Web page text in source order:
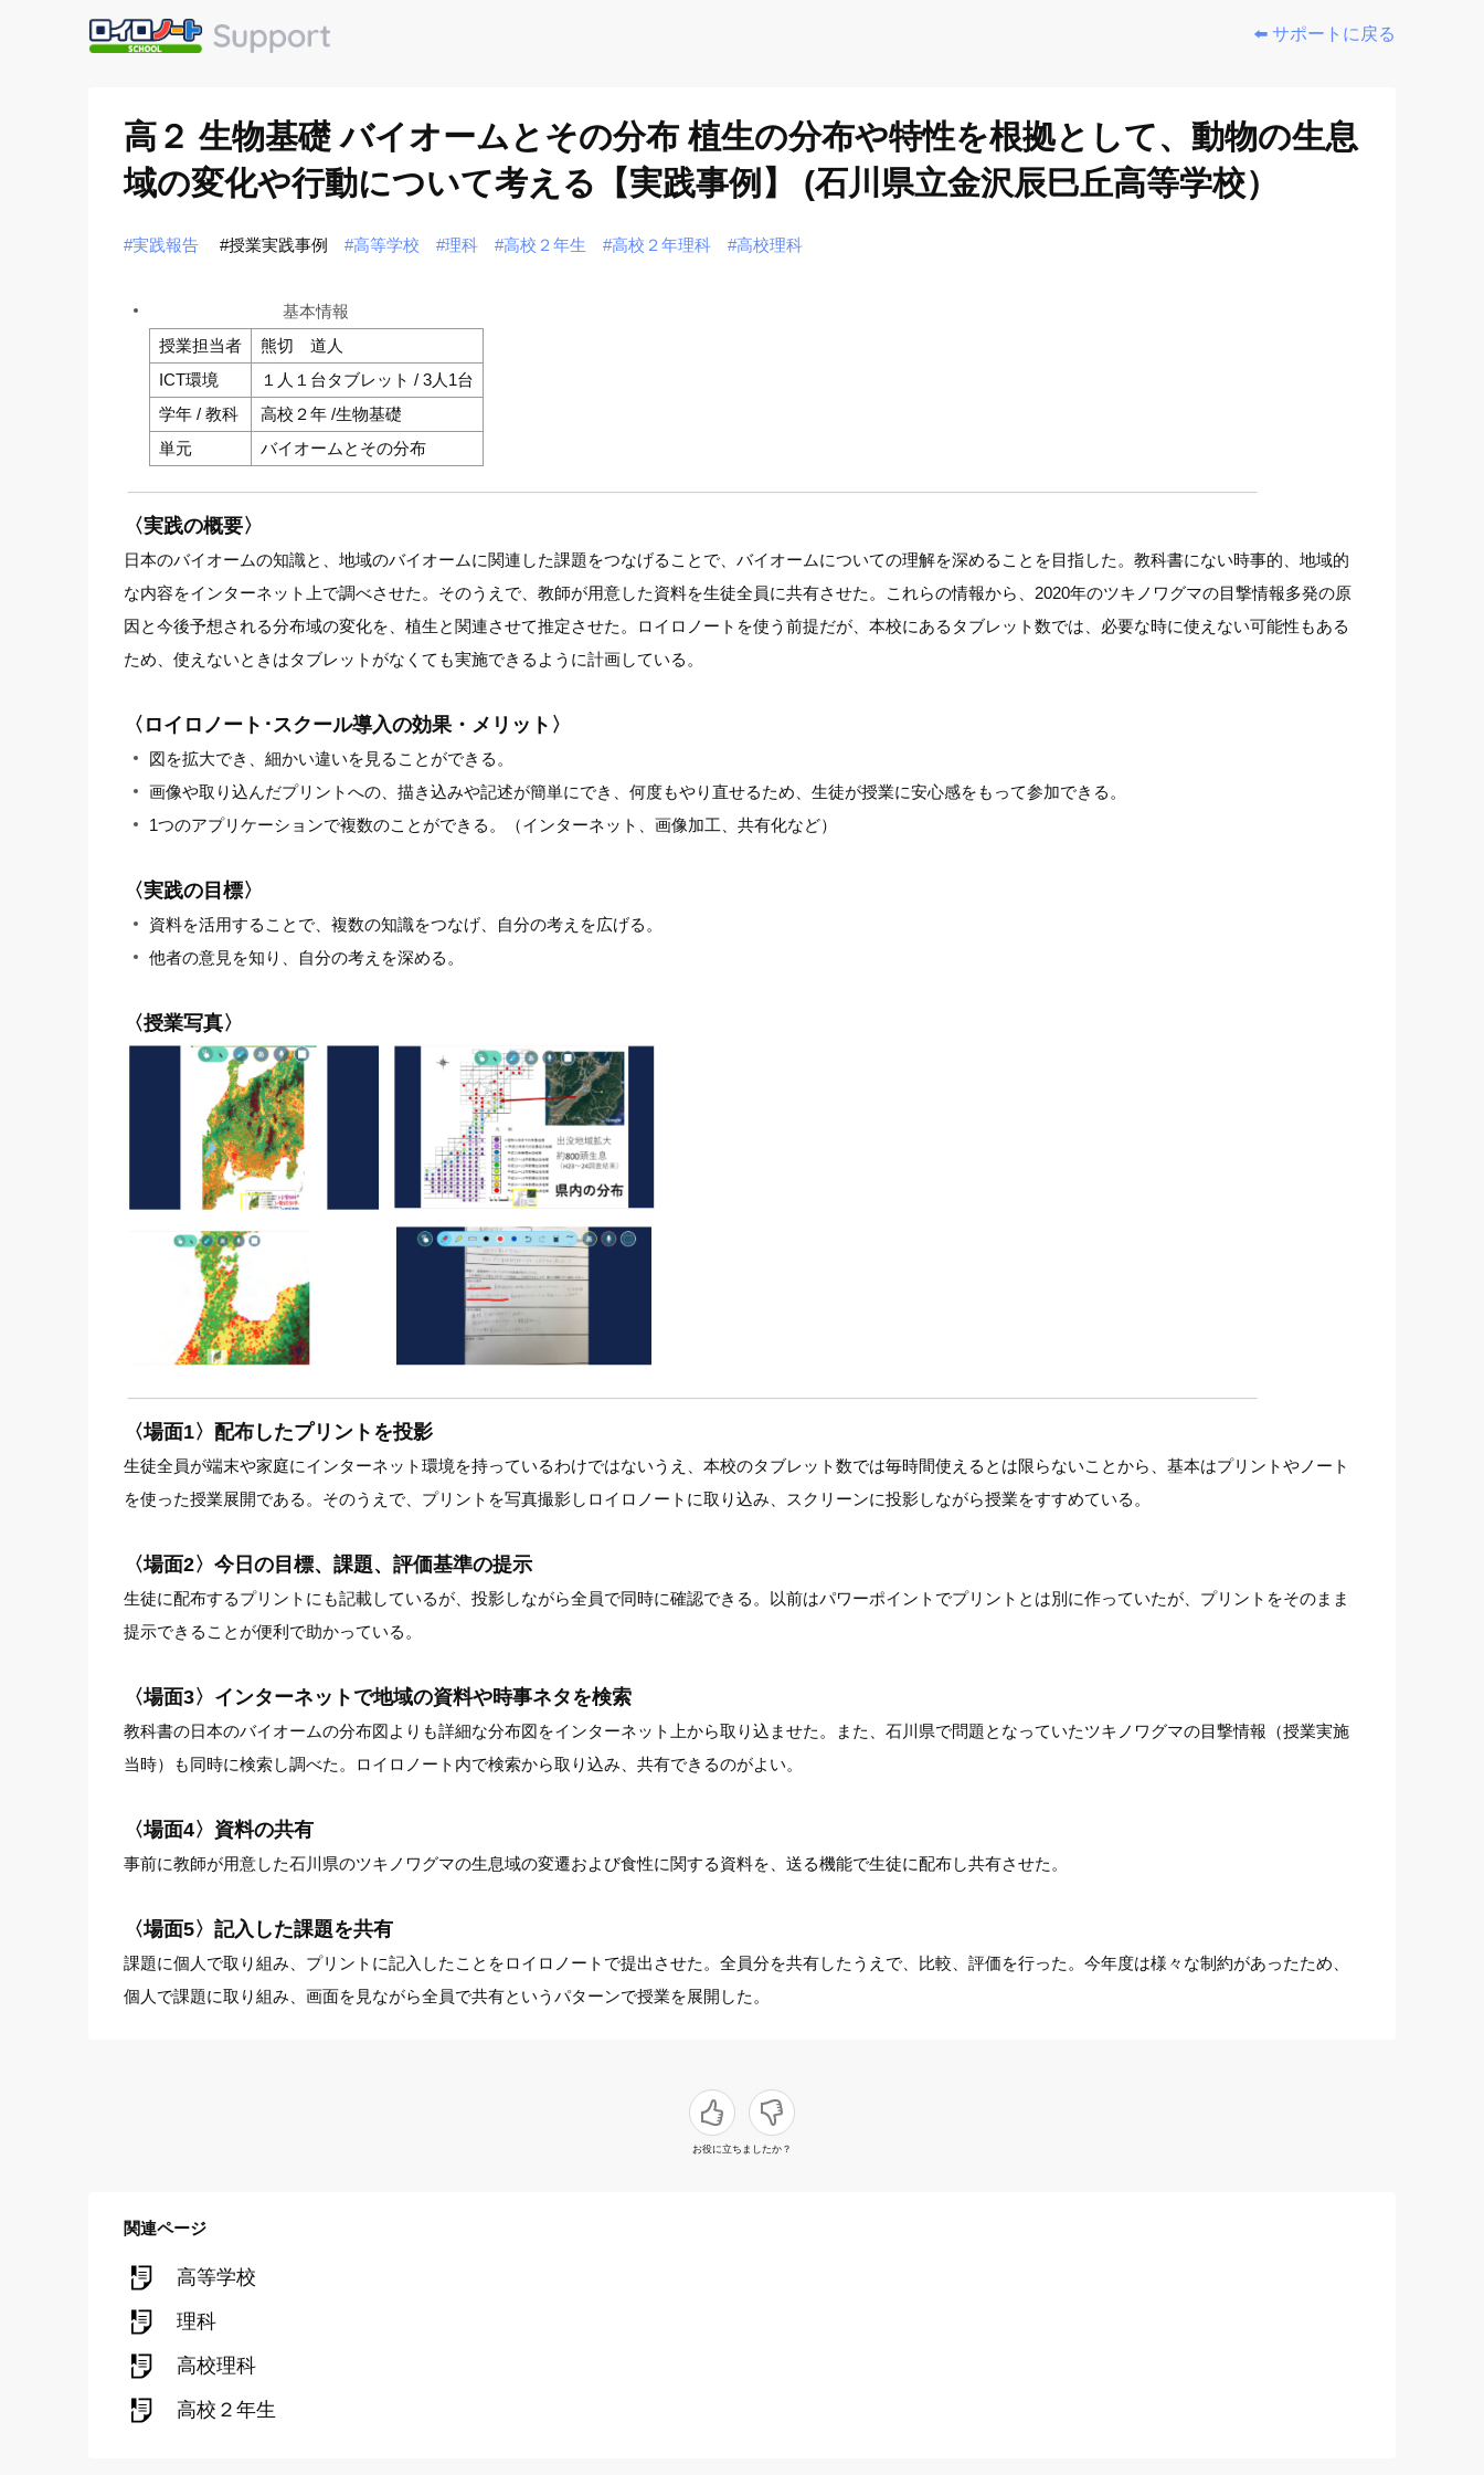
⬅️ サポートに戻る
高２ 生物基礎 バイオームとその分布 植生の分布や特性を根拠として、動物の生息
域の変化や行動について考える【実践事例】 (石川県立金沢辰巳丘高等学校）
#実践報告 #授業実践事例 #高等学校 #理科 #高校２年生 #高校２年理科 #高校理科
基本情報
授業担当者
熊切 道人
ICT環境
１人１台タブレット / 3人1台
学年 / 教科
高校２年 /生物基礎
単元
バイオームとその分布
〈実践の概要〉
日本のバイオームの知識と、地域のバイオームに関連した課題をつなげることで、バイオームについての理解を深めることを目指した。教科書にない時事的、地域的
な内容をインターネット上で調べさせた。そのうえで、教師が用意した資料を生徒全員に共有させた。これらの情報から、2020年のツキノワグマの目撃情報多発の原
因と今後予想される分布域の変化を、植生と関連させて推定させた。ロイロノートを使う前提だが、本校にあるタブレット数では、必要な時に使えない可能性もある
ため、使えないときはタブレットがなくても実施できるように計画している。
〈ロイロノート･スクール導入の効果・メリット〉
図を拡大でき、細かい違いを見ることができる。
画像や取り込んだプリントへの、描き込みや記述が簡単にでき、何度もやり直せるため、生徒が授業に安心感をもって参加できる。
1つのアプリケーションで複数のことができる。（インターネット、画像加工、共有化など）
〈実践の目標〉
資料を活用することで、複数の知識をつなげ、自分の考えを広げる。
他者の意見を知り、自分の考えを深める。
〈授業写真〉
〈場面1〉配布したプリントを投影
生徒全員が端末や家庭にインターネット環境を持っているわけではないうえ、本校のタブレット数では毎時間使えるとは限らないことから、基本はプリントやノート
を使った授業展開である。そのうえで、プリントを写真撮影しロイロノートに取り込み、スクリーンに投影しながら授業をすすめている。
〈場面2〉今日の目標、課題、評価基準の提示
生徒に配布するプリントにも記載しているが、投影しながら全員で同時に確認できる。以前はパワーポイントでプリントとは別に作っていたが、プリントをそのまま
提示できることが便利で助かっている。
〈場面3〉インターネットで地域の資料や時事ネタを検索
教科書の日本のバイオームの分布図よりも詳細な分布図をインターネット上から取り込ませた。また、石川県で問題となっていたツキノワグマの目撃情報（授業実施
当時）も同時に検索し調べた。ロイロノート内で検索から取り込み、共有できるのがよい。
〈場面4〉資料の共有
事前に教師が用意した石川県のツキノワグマの生息域の変遷および食性に関する資料を、送る機能で生徒に配布し共有させた。
〈場面5〉記入した課題を共有
課題に個人で取り組み、プリントに記入したことをロイロノートで提出させた。全員分を共有したうえで、比較、評価を行った。今年度は様々な制約があったため、
個人で課題に取り組み、画面を見ながら全員で共有というパターンで授業を展開した。
お役に立ちましたか？
関連ページ
高等学校
理科
高校理科
高校２年生